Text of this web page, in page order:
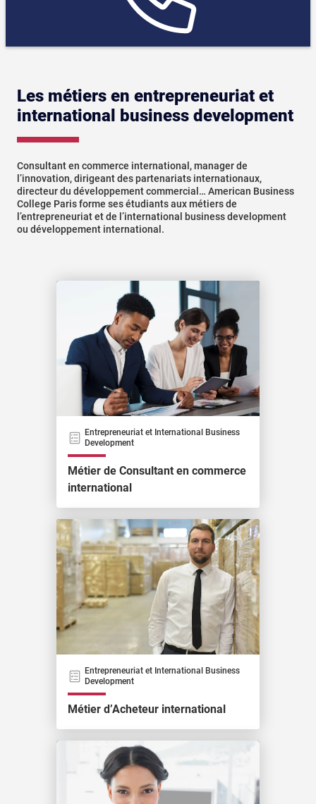
Les métiers en entrepreneuriat et
international business development
Consultant en commerce international, manager de
l’innovation, dirigeant des partenariats internationaux,
directeur du développement commercial… American Business
College Paris forme ses étudiants aux métiers de
l’entrepreneuriat et de l’international business development
ou développement international.
Entrepreneuriat et International Business
Development
Métier de Consultant en commerce
international
Entrepreneuriat et International Business
Development
Métier d’Acheteur international